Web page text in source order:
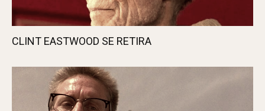
CLINT EASTWOOD SE RETIRA